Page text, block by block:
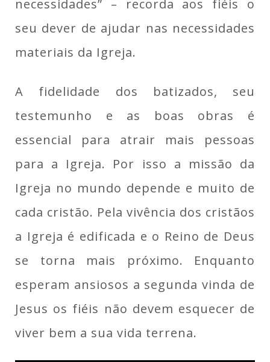
necessidades” – recorda aos fiéis o
seu dever de ajudar nas necessidades
materiais da Igreja.
A fidelidade dos batizados, seu
testemunho e as boas obras é
essencial para atrair mais pessoas
para a Igreja. Por isso a missão da
Igreja no mundo depende e muito de
cada cristão. Pela vivência dos cristãos
a Igreja é edificada e o Reino de Deus
se torna mais próximo. Enquanto
esperam ansiosos a segunda vinda de
Jesus os fiéis não devem esquecer de
viver bem a sua vida terrena.